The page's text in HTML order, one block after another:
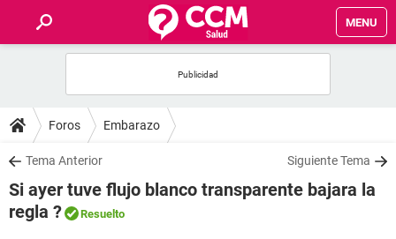
MENU
FOROS
SALUD
FAMILIA
Foros Embarazo
Tema Anterior Siguiente Tema
Si ayer tuve flujo blanco transparente bajara la
regla ?
Resuelto